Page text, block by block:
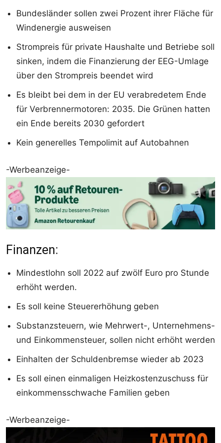
Bundesländer sollen zwei Prozent ihrer Fläche für
Windenergie ausweisen
Strompreis für private Haushalte und Betriebe soll
sinken, indem die Finanzierung der EEG-Umlage
über den Strompreis beendet wird
Es bleibt bei dem in der EU verabredetem Ende
für Verbrennermotoren: 2035. Die Grünen hatten
ein Ende bereits 2030 gefordert
Kein generelles Tempolimit auf Autobahnen
-Werbeanzeige-
Finanzen:
Mindestlohn soll 2022 auf zwölf Euro pro Stunde
erhöht werden.
Es soll keine Steuererhöhung geben
Substanzsteuern, wie Mehrwert-, Unternehmens-
und Einkommensteuer, sollen nicht erhöht werden
Einhalten der Schuldenbremse wieder ab 2023
Es soll einen einmaligen Heizkostenzuschuss für
einkommensschwache Familien geben
-Werbeanzeige-